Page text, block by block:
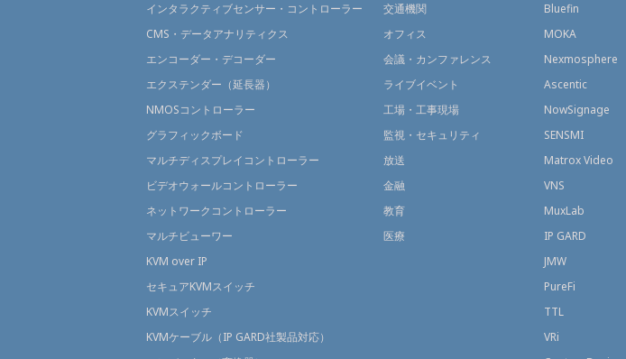
インタラクティブセンサー・コントローラー
CMS・データアナリティクス
エンコーダー・デコーダー
エクステンダー（延長器）
NMOSコントローラー
グラフィックボード
マルチディスプレイコントローラー
ビデオウォールコントローラー
ネットワークコントローラー
マルチビューワー
KVM over IP
セキュアKVMスイッチ
KVMスイッチ
KVMケーブル（IP GARD社製品対応）
交通機関
オフィス
会議・カンファレンス
ライブイベント
工場・工事現場
監視・セキュリティ
放送
金融
教育
医療
Bluefin
MOKA
Nexmosphere
Ascentic
NowSignage
SENSMI
Matrox Video
VNS
MuxLab
IP GARD
JMW
PureFi
TTL
VRi